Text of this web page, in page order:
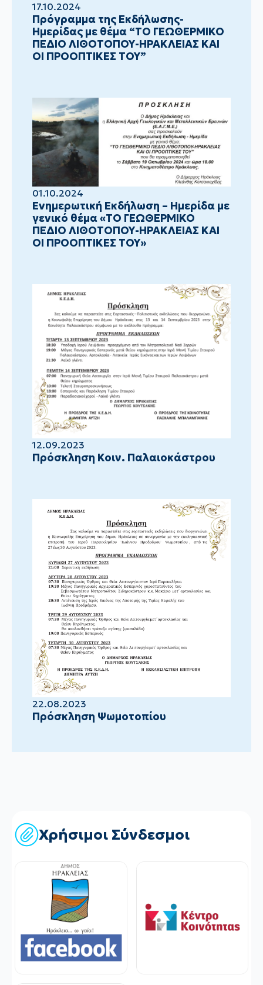
17.10.2024
Πρόγραμμα της Εκδήλωσης-
Ημερίδας με θέμα “ΤΟ ΓΕΩΘΕΡΜΙΚΟ
ΠΕΔΙΟ ΛΙΘΟΤΟΠΟΥ-ΗΡΑΚΛΕΙΑΣ ΚΑΙ
ΟΙ ΠΡΟΟΠΤΙΚΕΣ ΤΟΥ”
01.10.2024
Ενημερωτική Εκδήλωση – Ημερίδα με
γενικό θέμα «ΤΟ ΓΕΩΘΕΡΜΙΚΟ
ΠΕΔΙΟ ΛΙΘΟΤΟΠΟΥ-ΗΡΑΚΛΕΙΑΣ ΚΑΙ
ΟΙ ΠΡΟΟΠΤΙΚΕΣ ΤΟΥ»
12.09.2023
Πρόσκληση Κοιν. Παλαιοκάστρου
22.08.2023
Πρόσκληση Ψωμοτοπίου
Χρήσιμοι Σύνδεσμοι